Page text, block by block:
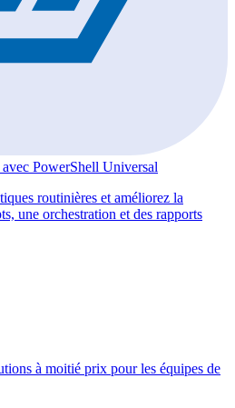
PowerShell Universal
routinières et améliorez la
une orchestration et des rapports
à moitié prix pour les équipes de